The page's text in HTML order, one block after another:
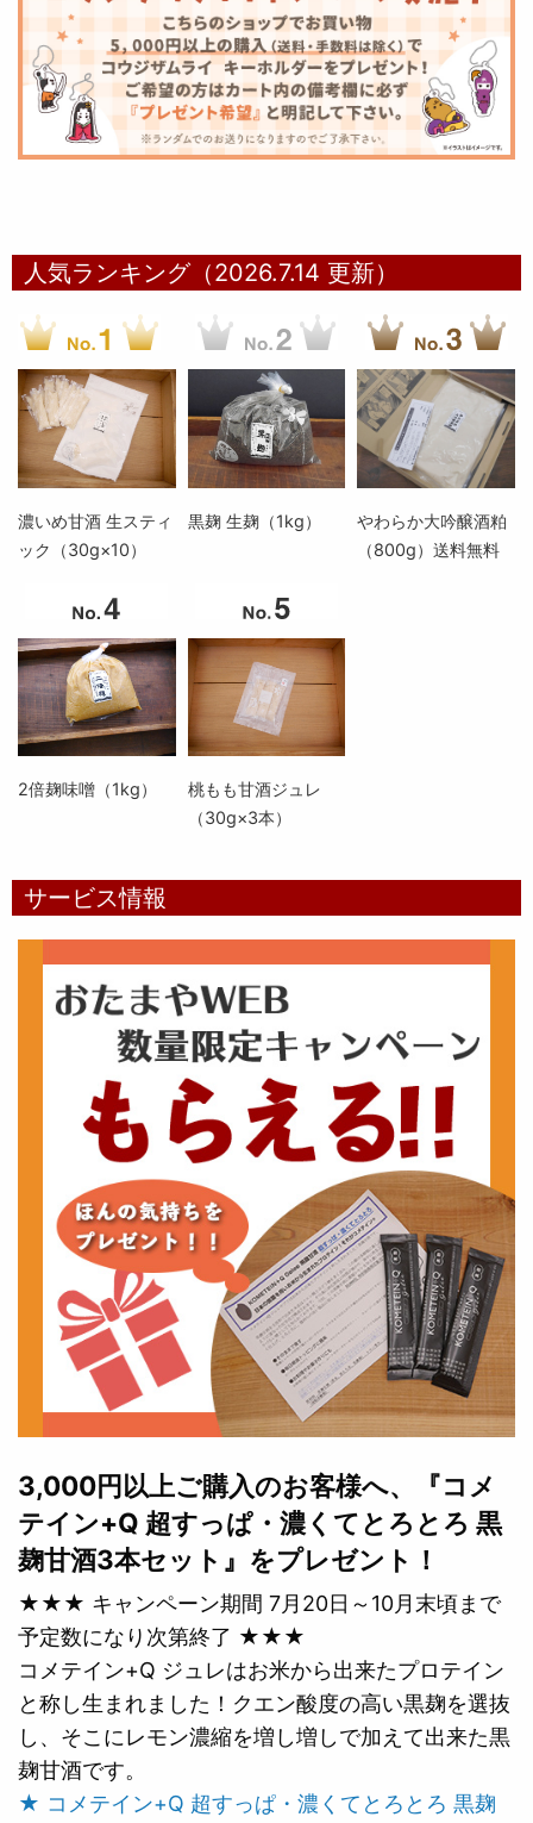
人気ランキング（2026.7.14 更新）
濃いめ甘酒 生スティ
ック（30g×10）
黒麹 生麹（1kg）
やわらか大吟醸酒粕
（800g）送料無料
2倍麹味噌（1kg）
桃もも甘酒ジュレ
（30g×3本）
サービス情報
3,000円以上ご購入のお客様へ、『コメ
テイン+Q 超すっぱ・濃くてとろとろ 黒
麹甘酒3本セット』をプレゼント！
★★★ キャンペーン期間 7月20日～10月末頃まで
予定数になり次第終了 ★★★
コメテイン+Q ジュレはお米から出来たプロテイン
と称し生まれました！クエン酸度の高い黒麹を選抜
し、そこにレモン濃縮を増し増しで加えて出来た黒
麹甘酒です。
★ コメテイン+Q 超すっぱ・濃くてとろとろ 黒麹